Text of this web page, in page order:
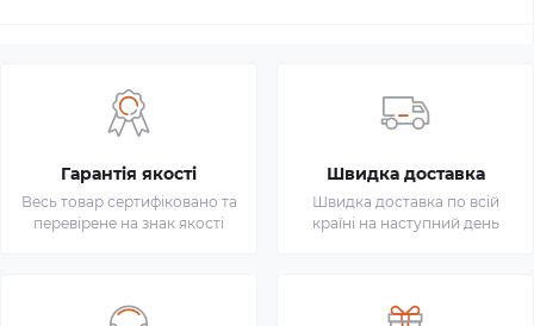
Гарантія якості
Весь товар сертифіковано та
перевірене на знак якості
Швидка доставка
Швидка доставка по всій
країні на наступний день